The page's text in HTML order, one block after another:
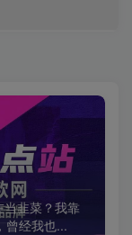
韭菜？我靠
曾经我也...